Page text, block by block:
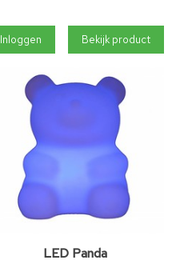
Inloggen Bekijk product
LED Panda